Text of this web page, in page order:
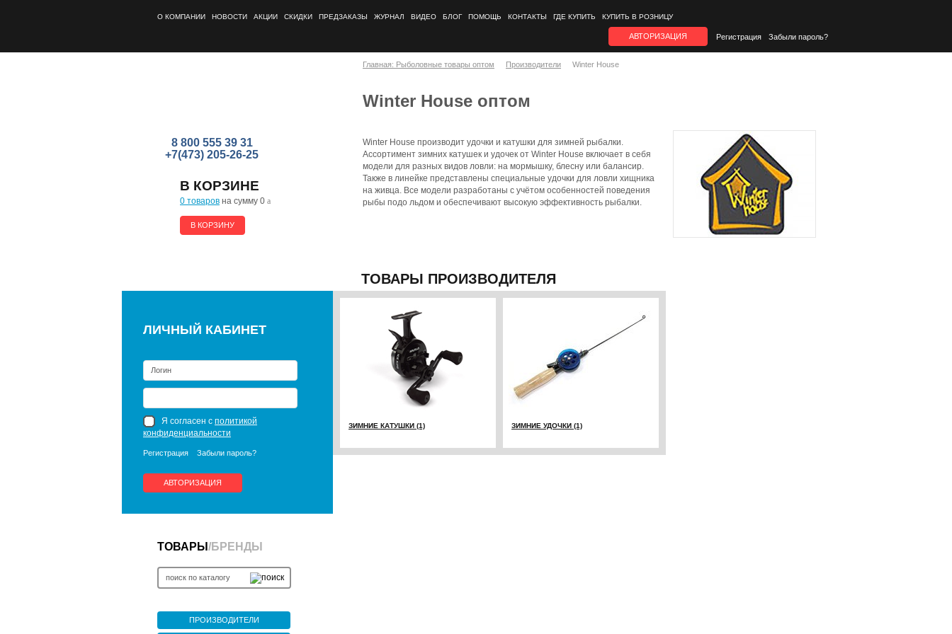
О КОМПАНИИ НОВОСТИ АКЦИИ СКИДКИ ПРЕДЗАКАЗЫ ЖУРНАЛ ВИДЕО БЛОГ ПОМОЩЬ КОНТАКТЫ ГДЕ КУПИТЬ КУПИТЬ В РОЗНИЦУ
АВТОРИЗАЦИЯ Регистрация Забыли пароль?
8 800 555 39 31
+7(473) 205-26-25
В КОРЗИНЕ
0 товаров на сумму 0 a
В КОРЗИНУ
ЛИЧНЫЙ КАБИНЕТ
Я согласен с политикой
конфиденциальности
Регистрация Забыли пароль?
АВТОРИЗАЦИЯ
ТОВАРЫ /БРЕНДЫ
ПРОИЗВОДИТЕЛИ
Главная: Рыболовные товары оптом Производители Winter House
Winter House оптом
Winter House производит удочки и катушки для зимней рыбалки.
Ассортимент зимних катушек и удочек от Winter House включает в себя
модели для разных видов ловли: на мормышку, блесну или балансир.
Также в линейке представлены специальные удочки для ловли хищника
на живца. Все модели разработаны с учётом особенностей поведения
рыбы подо льдом и обеспечивают высокую эффективность рыбалки.
ТОВАРЫ ПРОИЗВОДИТЕЛЯ
ЗИМНИЕ КАТУШКИ (1) ЗИМНИЕ УДОЧКИ (1)